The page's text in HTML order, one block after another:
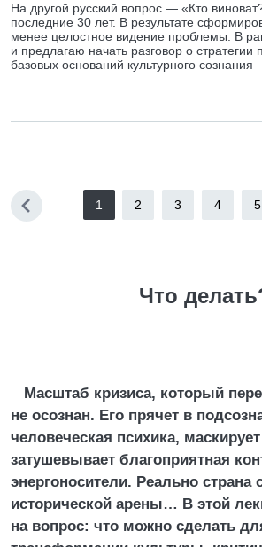
На другой русский вопрос — «Кто
последние 30 лет. В результате
менее целостное видение проблемы. В
и предлагаю начать разговор о стратегии
базовых оснований культурного сознания
1 2 3 4 5
Что
Масштаб кризиса, который
не осознан. Его прячет в
человеческая психика,
затушевывает благоприятная
энергоносители. Реально страна
исторической арены… В этой
на вопрос: что можно сделать